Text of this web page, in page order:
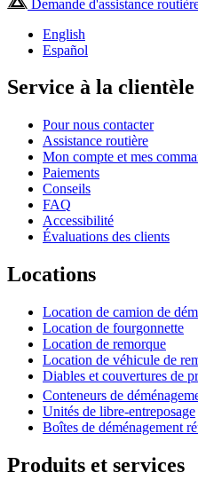
Demande d'assistance
English
Español
Service à la clientèle
Pour nous contacter
Assistance routière
Mon compte et mes
Paiements
Conseils
FAQ
Accessibilité
Évaluations des clients
Locations
Location de camion de
Location de fourgonnette
Location de remorque
Location de véhicule de
Diables et couvertures de
Conteneurs de
Unités de libre-entreposage
Boîtes de déménagement
Produits et services